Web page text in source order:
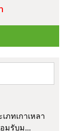
ภทเกาเหลา
มรับม...